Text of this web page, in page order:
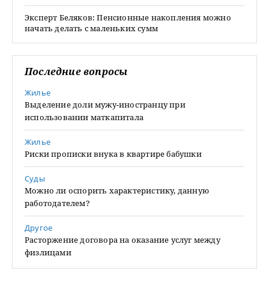
Эксперт Беляков: Пенсионные накопления можно
начать делать с маленьких сумм
Последние вопросы
Жилье
Выделение доли мужу-иностранцу при
использовании маткапитала
Жилье
Риски прописки внука в квартире бабушки
Суды
Можно ли оспорить характеристику, данную
работодателем?
Другое
Расторжение договора на оказание услуг между
физлицами